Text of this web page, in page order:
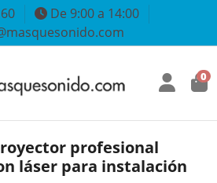
De 9:00 a 14:00
0
profesional
láser para instalación